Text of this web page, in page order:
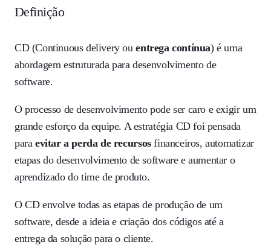
Definição
CD (Continuous delivery ouentrega contínua) é uma
abordagem estruturada para desenvolvimento de
software.
O processo de desenvolvimento pode ser caro e exigir um
grande esforço da equipe. A estratégia CD foi pensada
paraevitar a perda de recursosfinanceiros, automatizar
etapas do desenvolvimento de software e aumentar o
aprendizado do time de produto.
O CD envolve todas as etapas de produção de um
software, desde a ideia e criação dos códigos até a
entrega da solução para o cliente.